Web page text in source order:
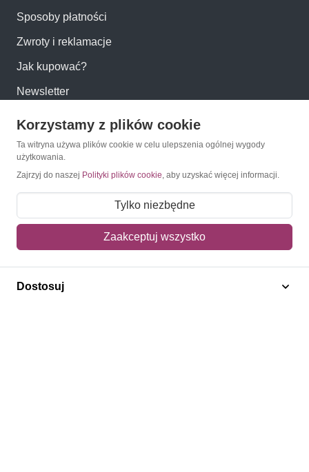
Sposoby płatności
Zwroty i reklamacje
Jak kupować?
Newsletter
Konto
Moje konto
Moje zamówienia
Mój koszyk
Adres dostawy
Polecamy
Korzystamy z plików cookie
Ta witryna używa plików cookie w celu ulepszenia ogólnej wygody
użytkowania.
Zajrzyj do naszej Polityki plików cookie, aby uzyskać więcej informacji.
Tylko niezbędne
Zaakceptuj wszystko
Dostosuj